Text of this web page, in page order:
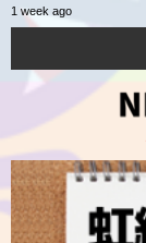
1 week ago